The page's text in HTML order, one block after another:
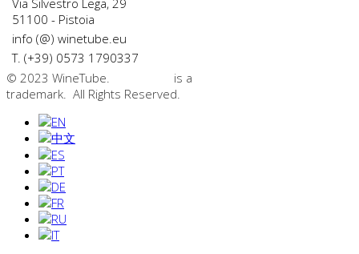
Via Silvestro Lega, 29
51100 - Pistoia
info (@) winetube.eu
T. (+39) 0573 1790337
© 2023 WineTube.
is a
trademark. All Rights Reserved.